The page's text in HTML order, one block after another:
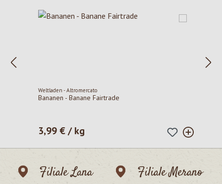
Weltladen - Altromercato
Bananen - Banane Fairtrade
Prezzo normale:
3,99 € / kg
Filiale Lana
Filiale Merano